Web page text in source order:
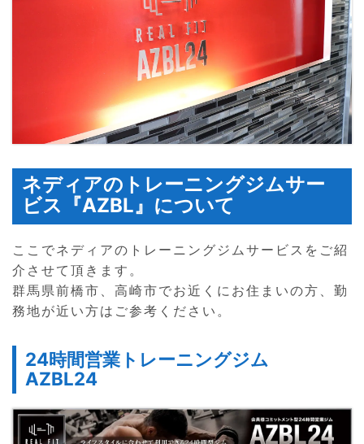
ネディアのトレーニングジムサー
ビス『AZBL』について
ここでネディアのトレーニングジムサービスをご紹
介させて頂きます。
群馬県前橋市、高崎市でお近くにお住まいの方、勤
務地が近い方はご参考ください。
24時間営業トレーニングジム
AZBL24